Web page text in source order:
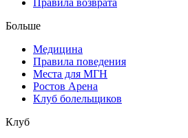
Больше
Медицина
Правила поведения
Места для МГН
Ростов Арена
Клуб болельщиков
Клуб